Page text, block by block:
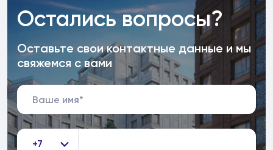
Остались вопросы?
Оставьте свои контактные данные и мы
свяжемся с вами
+7